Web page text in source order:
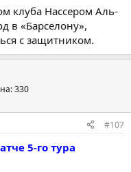
клуба Нассером Аль-
в «Барселону»,
с защитником.
330
#107
5-го тура